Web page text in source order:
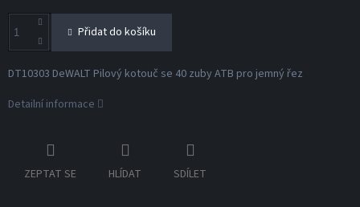
Přidat do košíku
DT10303 DeWALT Pilový kotouč se 40 zuby ATB pro jemný řez
Detailní informace
ZEPTAT SE HLÍDAT SDÍLET